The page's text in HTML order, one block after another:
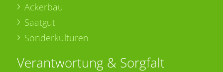
Ackerbau
Saatgut
Sonderkulturen
Verantwortung & Sorgfalt